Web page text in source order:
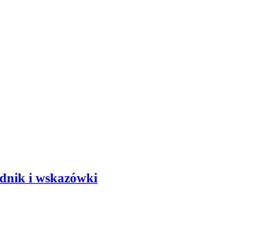
i wskazówki